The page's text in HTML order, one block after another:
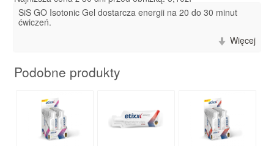
SiS GO Isotonic Gel dostarcza energii na 20 do 30 minut
ćwiczeń.
Więcej
Podobne produkty